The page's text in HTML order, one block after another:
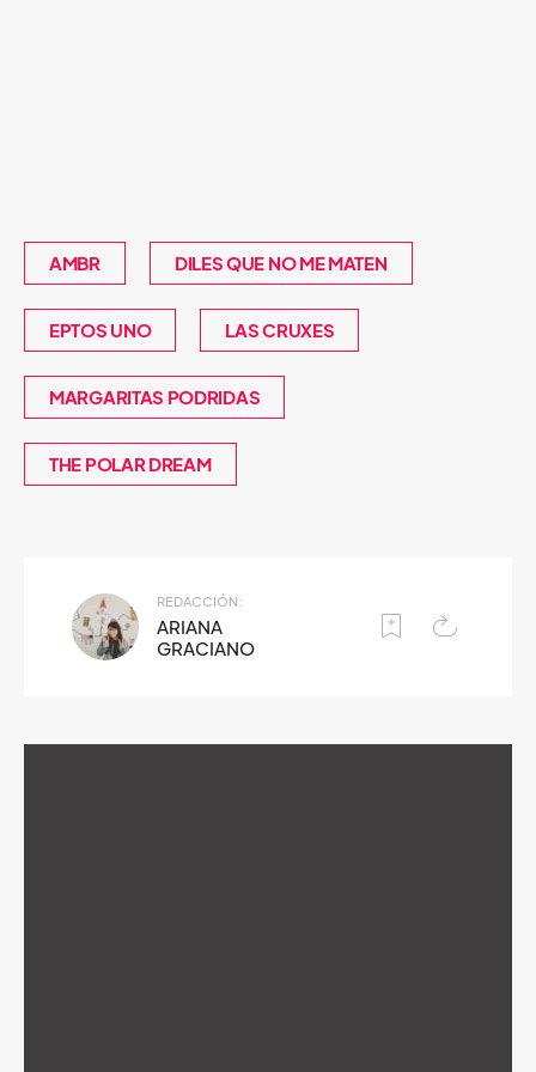
AMBR DILES QUE NO ME MATEN
EPTOS UNO LAS CRUXES
MARGARITAS PODRIDAS
THE POLAR DREAM
REDACCIÓN:
ARIANA
GRACIANO